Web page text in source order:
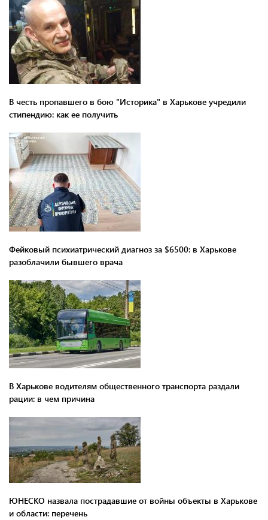
В честь пропавшего в бою "Историка" в Харькове учредили
стипендию: как ее получить
Фейковый психиатрический диагноз за $6500: в Харькове
разоблачили бывшего врача
В Харькове водителям общественного транспорта раздали
рации: в чем причина
ЮНЕСКО назвала пострадавшие от войны объекты в Харькове
и области: перечень